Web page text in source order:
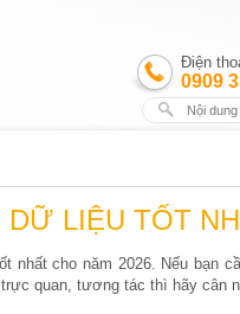
Điện
0909
LIỆU TỐT
nhất cho năm 2026. Nếu bạn
quan, tương tác thì hãy cân